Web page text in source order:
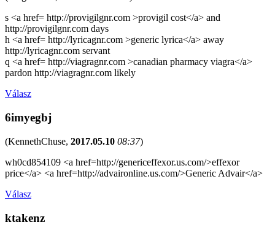
s <a href= http://provigilgnr.com >provigil cost</a> and
http://provigilgnr.com days
h <a href= http://lyricagnr.com >generic lyrica</a> away
http://lyricagnr.com servant
q <a href= http://viagragnr.com >canadian pharmacy viagra</a>
pardon http://viagragnr.com likely
Válasz
6imyegbj
(KennethChuse, 2017.05.10 08:37)
wh0cd854109 <a href=http://genericeffexor.us.com/>effexor
price</a> <a href=http://advaironline.us.com/>Generic Advair</a>
Válasz
ktakenz